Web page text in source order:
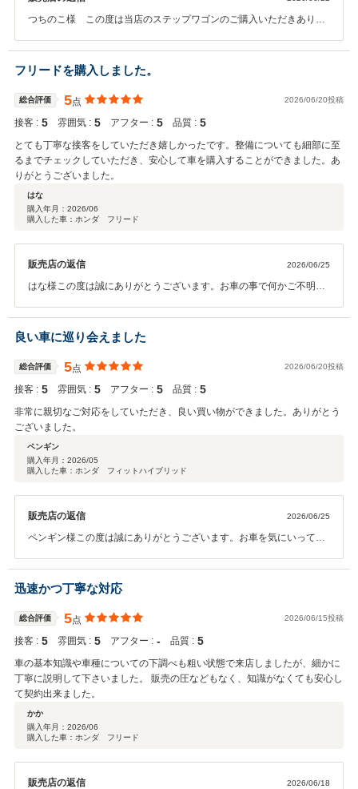
つちのこ様 この度は当店のステップワゴンのご購入いただきありが
けたとのこと、大変うれしく拝見しました。大切なお車を安心してお
選びいただけたこと、またスタッフの接客で良い印象を持っていただ
けたことが、私どもの励みになります。 今後も点検や整備、気になる
点がございましたら、いつでもお気軽にご相談ください。引き続き安
心してお付き合いいただけるよう努めてまいります。今後ともよろし
くお願いいたします。 ありがとうございました。
フリードを購入しました。
総合評価 5点 2026/06/20投稿
接客 : 5 雰囲気 : 5 アフター : 5 品質 : 5
とても丁寧な接客をしていただき嬉しかったです。整備についても細部に至
るまでチェックしていただき、安心して車を購入することができました。あ
りがとうございました。
はな
購入年月： 2026/06
購入した車：ホンダ フリード
販売店の返信 2026/06/25
はな様この度は誠にありがとうございます。お車の事で何かご不明な
からもよろしくお願いいたします。
良い車に巡り会えました
総合評価 5点 2026/06/20投稿
接客 : 5 雰囲気 : 5 アフター : 5 品質 : 5
非常に親切なご対応をしていただき、良い買い物ができました。ありがとう
ございました。
ペンギン
購入年月： 2026/05
購入した車：ホンダ フィットハイブリッド
販売店の返信 2026/06/25
ペンギン様この度は誠にありがとうございます。お車を気にいって頂
ちしておりますのでこれからもよろしくお願いします。
迅速かつ丁寧な対応
総合評価 5点 2026/06/15投稿
接客 : 5 雰囲気 : 5 アフター : ‐ 品質 : 5
車の基本知識や車種についての下調べも粗い状態で来店しましたが、細かに
丁寧に説明して下さいました。 販売の圧などもなく、知識がなくても安心し
て契約出来ました。
かか
購入年月： 2026/06
購入した車：ホンダ フリード
販売店の返信 2026/06/18